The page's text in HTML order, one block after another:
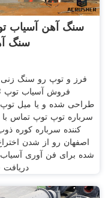
سنگ آهن آسیاب
سنگ
فرز و توپ رو سنگ
طراحی شده و یا میل توپ
سرباره توپ توپ تماس با
کننده سرباره کوره
اصفهان رو از شدن
شده برای فن آوری